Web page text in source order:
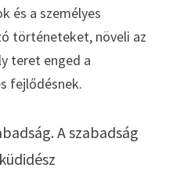
és a személyes
történeteket, növeli az
teret enged a
fejlődésnek.
A szabadság